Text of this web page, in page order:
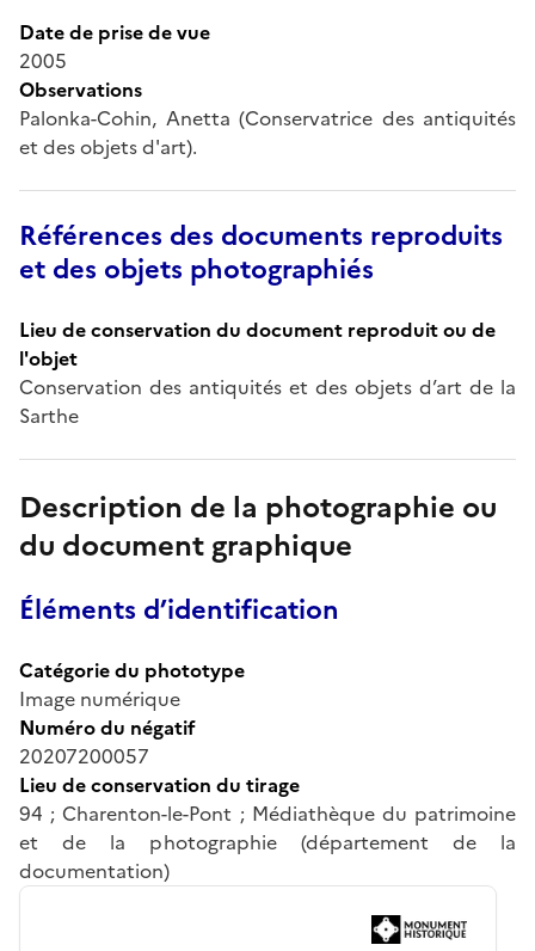
Date de prise de vue
2005
Observations
Palonka-Cohin, Anetta (Conservatrice des antiquités
et des objets d'art).
Références des documents reproduits
et des objets photographiés
Lieu de conservation du document reproduit ou de
l'objet
Conservation des antiquités et des objets d’art de la
Sarthe
Description de la photographie ou
du document graphique
Éléments d’identification
Catégorie du phototype
Image numérique
Numéro du négatif
20207200057
Lieu de conservation du tirage
94 ; Charenton-le-Pont ; Médiathèque du patrimoine
et de la photographie (département de la
documentation)